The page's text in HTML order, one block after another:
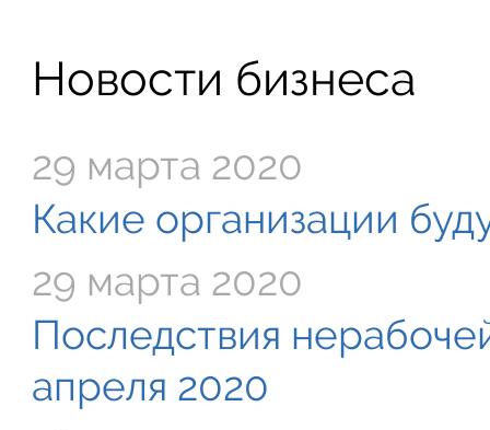
Новости бизнеса
29 марта 2020
Какие организации
29 марта 2020
Последствия
апреля 2020